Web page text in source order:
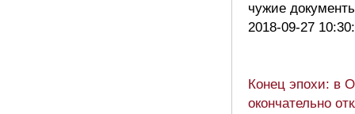
чужие
2018-09-27
Конец эпохи: в
окончательно